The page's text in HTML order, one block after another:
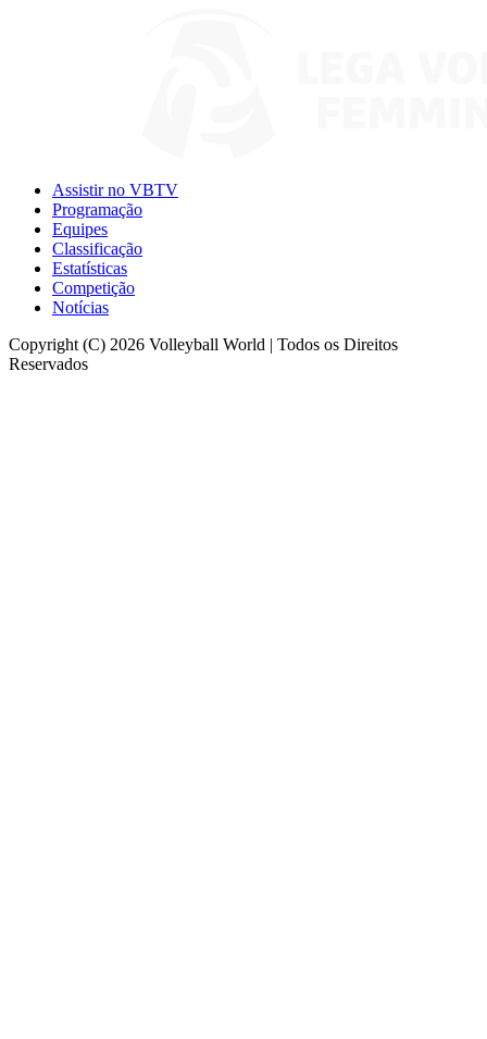
Assistir no VBTV
Programação
Equipes
Classificação
Estatísticas
Competição
Notícias
Copyright (C) 2026 Volleyball World | Todos os Direitos
Reservados